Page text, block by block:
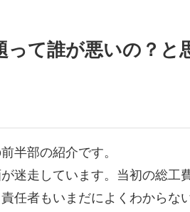
って誰が悪いの？と
半部の紹介です。
迷走しています。当初の総工
任者もいまだによくわからな